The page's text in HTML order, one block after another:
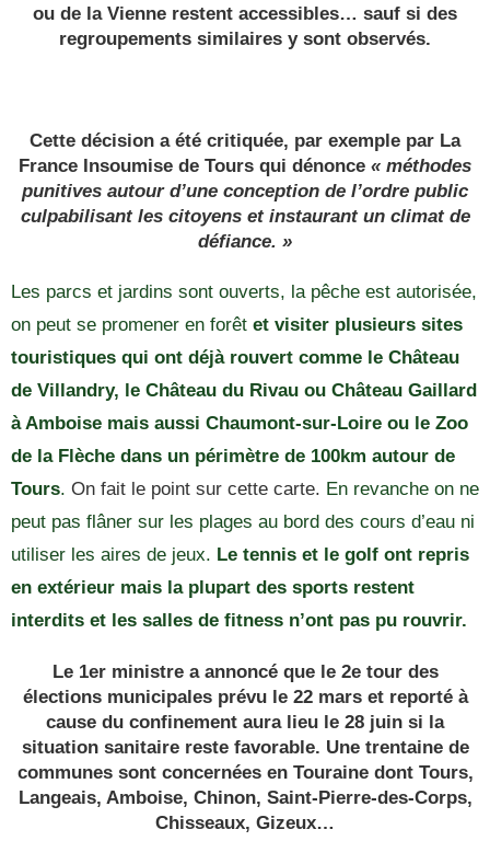
ou de la Vienne restent accessibles… sauf si des
regroupements similaires y sont observés.
Cette décision a été critiquée, par exemple par La
France Insoumise de Tours qui dénonce « méthodes
punitives autour d’une conception de l’ordre public
culpabilisant les citoyens et instaurant un climat de
défiance. »
Les parcs et jardins sont ouverts, la pêche est autorisée,
on peut se promener en forêt et visiter plusieurs sites
touristiques qui ont déjà rouvert comme le Château
de Villandry, le Château du Rivau ou Château Gaillard
à Amboise mais aussi Chaumont-sur-Loire ou le Zoo
de la Flèche dans un périmètre de 100km autour de
Tours. On fait le point sur cette carte. En revanche on ne
peut pas flâner sur les plages au bord des cours d’eau ni
utiliser les aires de jeux. Le tennis et le golf ont repris
en extérieur mais la plupart des sports restent
interdits et les salles de fitness n’ont pas pu rouvrir.
Le 1er ministre a annoncé que le 2e tour des
élections municipales prévu le 22 mars et reporté à
cause du confinement aura lieu le 28 juin si la
situation sanitaire reste favorable. Une trentaine de
communes sont concernées en Touraine dont Tours,
Langeais, Amboise, Chinon, Saint-Pierre-des-Corps,
Chisseaux, Gizeux…